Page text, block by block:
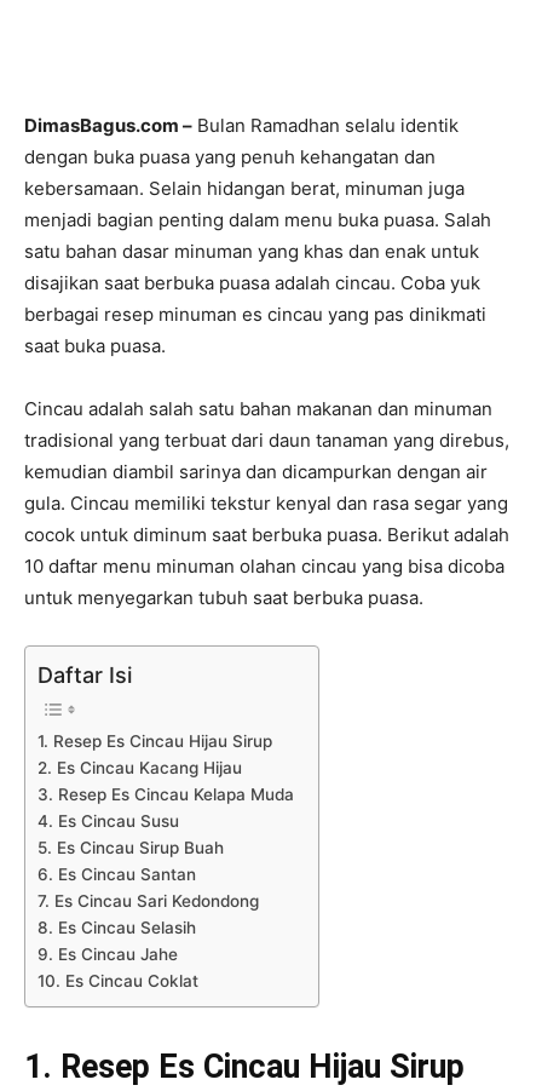
DimasBagus.com – Bulan Ramadhan selalu identik
dengan buka puasa yang penuh kehangatan dan
kebersamaan. Selain hidangan berat, minuman juga
menjadi bagian penting dalam menu buka puasa. Salah
satu bahan dasar minuman yang khas dan enak untuk
disajikan saat berbuka puasa adalah cincau. Coba yuk
berbagai resep minuman es cincau yang pas dinikmati
saat buka puasa.
Cincau adalah salah satu bahan makanan dan minuman
tradisional yang terbuat dari daun tanaman yang direbus,
kemudian diambil sarinya dan dicampurkan dengan air
gula. Cincau memiliki tekstur kenyal dan rasa segar yang
cocok untuk diminum saat berbuka puasa. Berikut adalah
10 daftar menu minuman olahan cincau yang bisa dicoba
untuk menyegarkan tubuh saat berbuka puasa.
Daftar Isi
1. Resep Es Cincau Hijau Sirup
2. Es Cincau Kacang Hijau
3. Resep Es Cincau Kelapa Muda
4. Es Cincau Susu
5. Es Cincau Sirup Buah
6. Es Cincau Santan
7. Es Cincau Sari Kedondong
8. Es Cincau Selasih
9. Es Cincau Jahe
10. Es Cincau Coklat
1. Resep Es Cincau Hijau Sirup